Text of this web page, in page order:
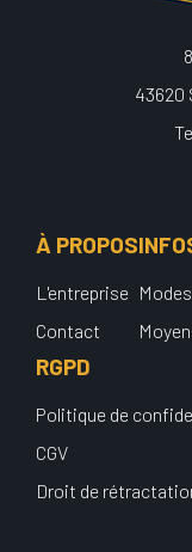
43620
À PROPOS
L'entreprise
Contact
RGPD
Politique de
CGV
Droit de